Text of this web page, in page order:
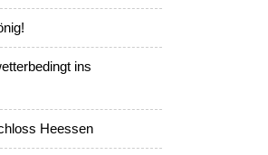
ins
Heessen